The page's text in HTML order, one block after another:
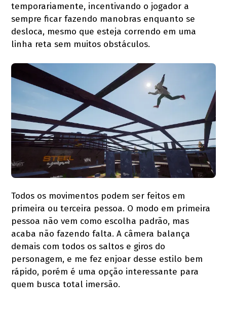
temporariamente, incentivando o jogador a
sempre ficar fazendo manobras enquanto se
desloca, mesmo que esteja correndo em uma
linha reta sem muitos obstáculos.
Todos os movimentos podem ser feitos em
primeira ou terceira pessoa. O modo em primeira
pessoa não vem como escolha padrão, mas
acaba não fazendo falta. A câmera balança
demais com todos os saltos e giros do
personagem, e me fez enjoar desse estilo bem
rápido, porém é uma opção interessante para
quem busca total imersão.